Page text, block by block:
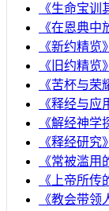
《生命宝
《在恩典
《新约精览
《旧约精览
《苦杯与荣
《释经与应
《解经神学
《释经研究》
《常被滥用
《上帝所传
《教会带领